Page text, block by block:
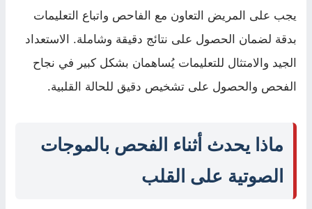
يجب على المريض التعاون مع الفاحص واتباع التعليمات
بدقة لضمان الحصول على نتائج دقيقة وشاملة. الاستعداد
الجيد والامتثال للتعليمات يُساهمان بشكل كبير في نجاح
الفحص والحصول على تشخيص دقيق للحالة القلبية.
ماذا يحدث أثناء الفحص بالموجات
الصوتية على القلب